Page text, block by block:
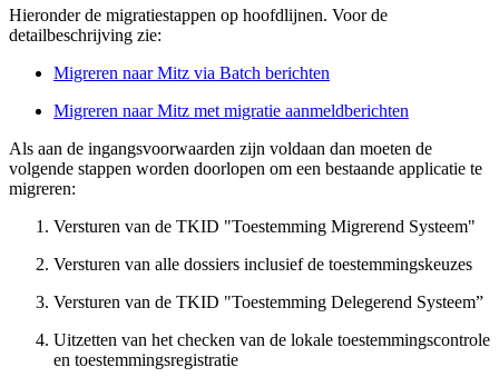
Hieronder de migratiestappen op hoofdlijnen. Voor de
detailbeschrijving zie:
Migreren naar Mitz via Batch berichten
Migreren naar Mitz met migratie aanmeldberichten
Als aan de ingangsvoorwaarden zijn voldaan dan moeten de
volgende stappen worden doorlopen om een bestaande applicatie te
migreren:
Versturen van de TKID "Toestemming Migrerend Systeem"
Versturen van alle dossiers inclusief de toestemmingskeuzes
Versturen van de TKID "Toestemming Delegerend Systeem”
Uitzetten van het checken van de lokale toestemmingscontrole
en toestemmingsregistratie